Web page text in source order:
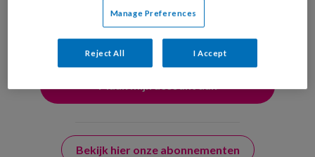
uw profiel in overeenstemming met onsprivacy statement
Bekijk hier onze abonnementen
Manage Preferences
Reject All I Accept